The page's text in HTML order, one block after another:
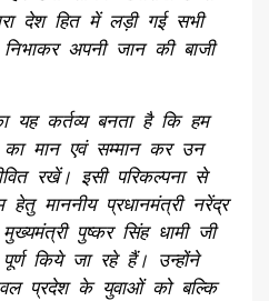
देश हित में लड़ी गई सभी
निभाकर अपनी जान की बाजी
यह कर्तव्य बनता है कि हम
का मान एवं सम्मान कर उन
रखें। इसी परिकल्पना से
हेतु माननीय प्रधानमंत्री नरेंद्र
पुष्कर सिंह धामी जी
किये जा रहे हैं। उन्होंने
प्रदेश के युवाओं को बल्कि